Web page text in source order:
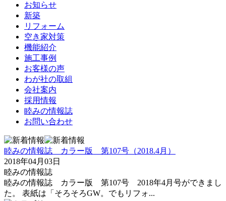
お知らせ
新築
リフォーム
空き家対策
機能紹介
施工事例
お客様の声
わが社の取組
会社案内
採用情報
睦みの情報誌
お問い合わせ
睦みの情報誌 カラー版 第107号（2018.4月）
2018年04月03日
睦みの情報誌
睦みの情報誌 カラー版 第107号 2018年4月号ができまし
た。 表紙は「そろそろGW。でもリフォ...